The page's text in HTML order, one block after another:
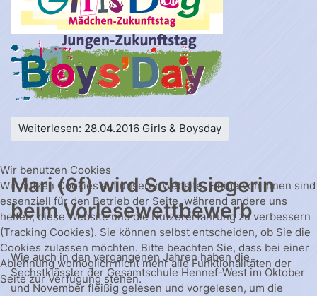
Weiterlesen: 28.04.2016 Girls & Boysday
Mari (6f) wird Schulsiegerin
beim Vorlesewettbewerb
Wie auch in den vergangenen Jahren haben die
Sechstklässler der Gesamtschule Hennef-West im Oktober
und November fleißig gelesen und vorgelesen, um die
Wir benutzen Cookies
Wir nutzen Cookies auf unserer Website. Einige von ihnen sind
essenziell für den Betrieb der Seite, während andere uns
helfen, diese Website und die Nutzererfahrung zu verbessern
(Tracking Cookies). Sie können selbst entscheiden, ob Sie die
Cookies zulassen möchten. Bitte beachten Sie, dass bei einer
Ablehnung womöglich nicht mehr alle Funktionalitäten der
Seite zur Verfügung stehen.